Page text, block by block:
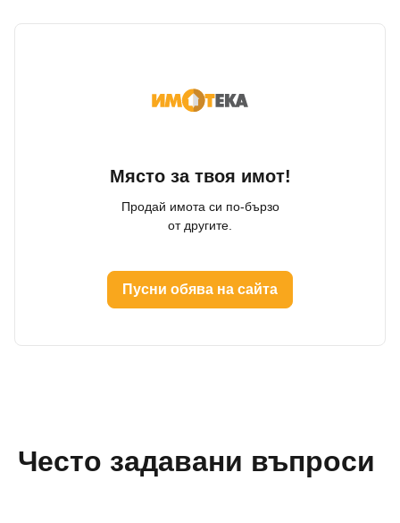
Място за твоя имот!
Продай имота си по-бързо
от другите.
Пусни обява на сайта
Често задавани въпроси